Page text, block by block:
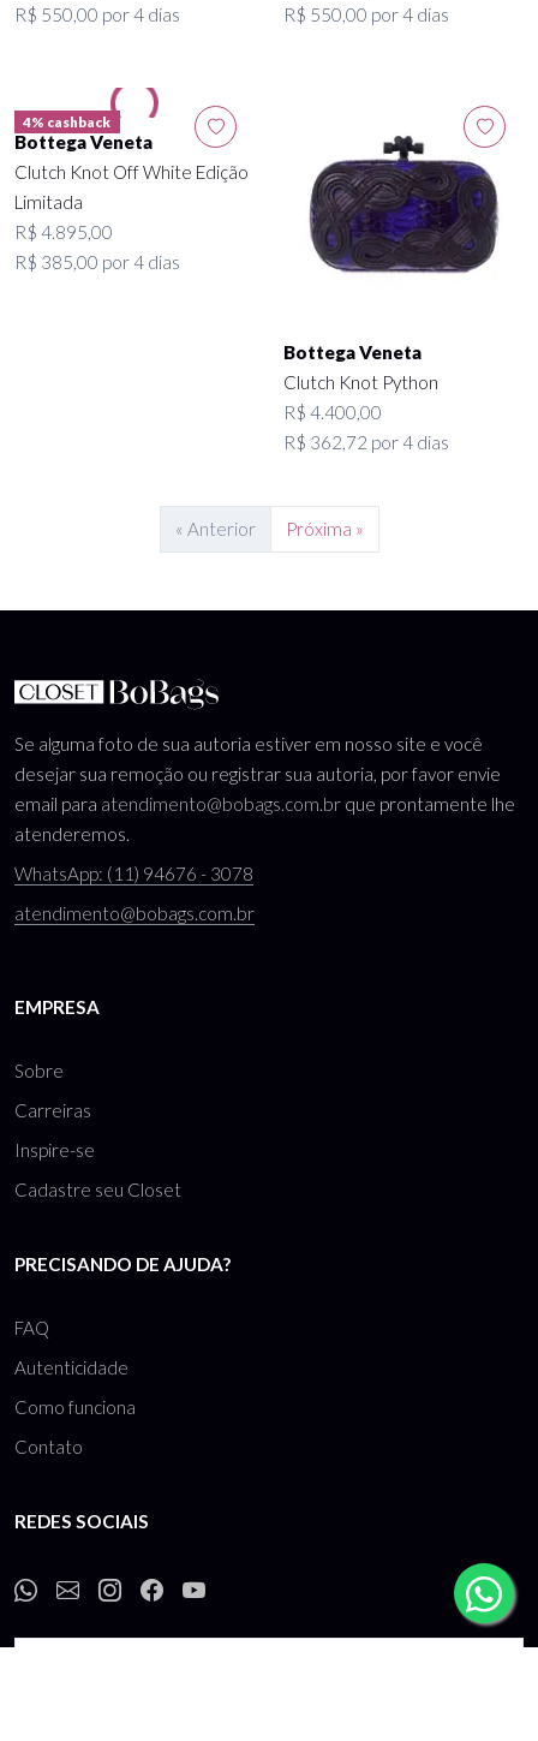
R$ 550,00 por 4 dias
R$ 550,00 por 4 dias
4% cashback
Bottega Veneta
Clutch Knot Off White Edição
Limitada
R$ 4.895,00
R$ 385,00 por 4 dias
Bottega Veneta
Clutch Knot Python
R$ 4.400,00
R$ 362,72 por 4 dias
« Anterior Próxima »
Se alguma foto de sua autoria estiver em nosso site e você
desejar sua remoção ou registrar sua autoria, por favor envie
email para atendimento@bobags.com.br que prontamente lhe
atenderemos.
WhatsApp: (11) 94676 - 3078
atendimento@bobags.com.br
EMPRESA
Sobre
Carreiras
Inspire-se
Cadastre seu Closet
PRECISANDO DE AJUDA?
FAQ
Autenticidade
Como funciona
Contato
REDES SOCIAIS